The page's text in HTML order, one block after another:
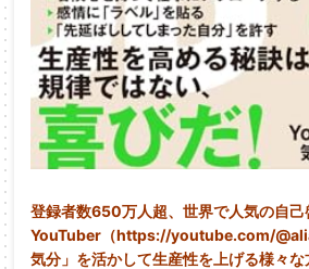
登録者数650万人超、世界で人気の自己
YouTuber（https://youtube.com/
気分」を活かして生産性を上げる様々な